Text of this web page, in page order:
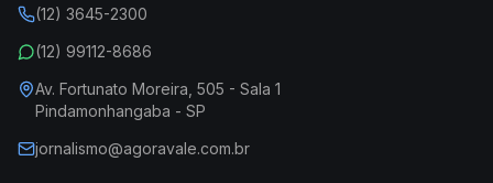
(12) 3645-2300
(12) 99112-8686
Av. Fortunato Moreira, 505 - Sala 1
Pindamonhangaba - SP
jornalismo@agoravale.com.br